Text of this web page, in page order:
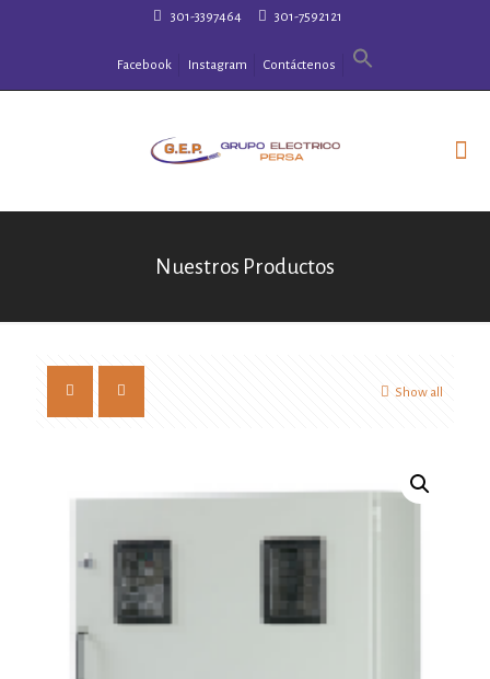
301-3397464 301-7592121
Facebook Instagram Contáctenos
Nuestros Productos
Show all